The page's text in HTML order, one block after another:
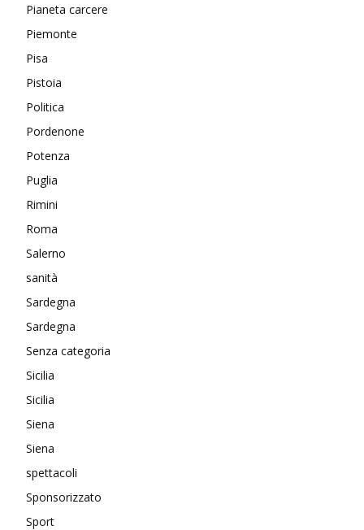
Pianeta carcere
Piemonte
Pisa
Pistoia
Politica
Pordenone
Potenza
Puglia
Rimini
Roma
Salerno
sanità
Sardegna
Sardegna
Senza categoria
Sicilia
Sicilia
Siena
Siena
spettacoli
Sponsorizzato
Sport